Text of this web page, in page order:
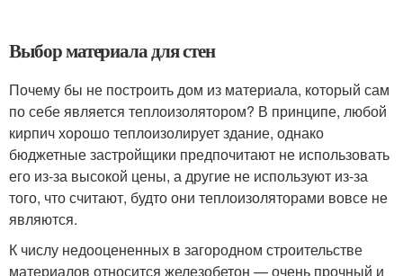
Выбор материала для стен
Почему бы не построить дом из материала, который сам
по себе является теплоизолятором? В принципе, любой
кирпич хорошо теплоизолирует здание, однако
бюджетные застройщики предпочитают не использовать
его из-за высокой цены, а другие не используют из-за
того, что считают, будто они теплоизоляторами вовсе не
являются.
К числу недооцененных в загородном строительстве
материалов относится железобетон — очень прочный и